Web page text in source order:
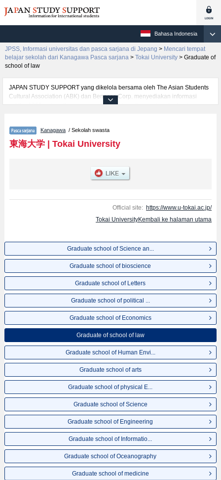
Bahasa Indonesia
JPSS, Informasi universitas dan pasca sarjana di Jepang > Mencari tempat
belajar sekolah dari Kanagawa Pasca sarjana > Tokai University > Graduate of
school of law
JAPAN STUDY SUPPORT yang dikelola bersama oleh The Asian Students
Cultural Association (ABK) dan Benesse Corp. menyediakan informasi
sekitar 1300 universitas, pascasarjana, universitas yunior, akademi
jurusan riset seperti %% research %%, serta berbagai informasi yang
berguna bagi mahasiswa(i) mancanegara seperti kuota untuk jumlah
pendaftar dan jumlah kelulusan ujian masuk mahasiswa(i) mancanegara,
lainnya. Silakan memanfaatkannya.
Kanagawa / Sekolah swasta
東海大学| Tokai University
Official site: https://www.u-tokai.ac.jp/
Tokai UniversityKembali ke halaman utama
Graduate school of Science an...
Graduate school of bioscience
Graduate school of Letters
Graduate school of political ...
Graduate school of Economics
Graduate of school of law
Graduate school of Human Envi...
Graduate school of arts
Graduate school of physical E...
Graduate school of Science
Graduate school of Engineering
Graduate school of Informatio...
Graduate school of Oceanography
Graduate school of medicine